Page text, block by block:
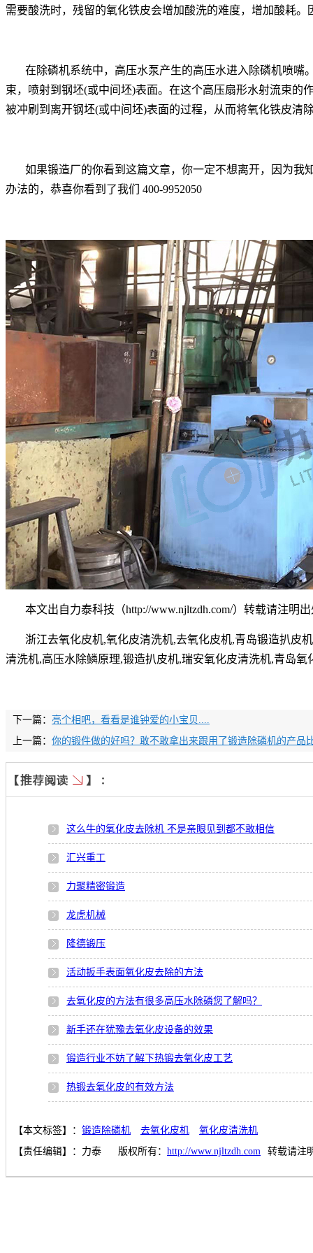
需要酸洗时，残留的氧化铁皮会增加酸洗的难度，增加酸耗
在除磷机系统中，高压水泵产生的高压水进入除磷机喷
束，喷射到钢坯(或中间坯)表面。在这个高压扇形水射流束的
被冲刷到离开钢坯(或中间坯)表面的过程，从而将氧化铁皮清
如果锻造厂的你看到这篇文章，你一定不想离开，因为
办法的，恭喜你看到了我们 400-9952050
本文出自力泰科技（http://www.njltzdh.com/）转载请注明
浙江去氧化皮机,氧化皮清洗机,去氧化皮机,青岛锻造扒皮
清洗机,高压水除鳞原理,锻造扒皮机,瑞安氧化皮清洗机,青岛
下一篇： 亮个相吧，看看是谁钟爱的小宝贝....
上一篇： 你的锻件做的好吗？敢不敢拿出来跟用了锻造除磷机的产品
这么牛的氧化皮去除机 不是亲眼见到都不敢相信
汇兴重工
力聚精密锻造
龙虎机械
隆德锻压
活动扳手表面氧化皮去除的方法
去氧化皮的方法有很多高压水除磷您了解吗？
新手还在犹豫去氧化皮设备的效果
锻造行业不妨了解下热锻去氧化皮工艺
热锻去氧化皮的有效方法
【本文标签】： 锻造除磷机 去氧化皮机
氧化皮清洗机
【责任编辑】： 力泰 版权所有： http://www.njltzdh.com 转载请注